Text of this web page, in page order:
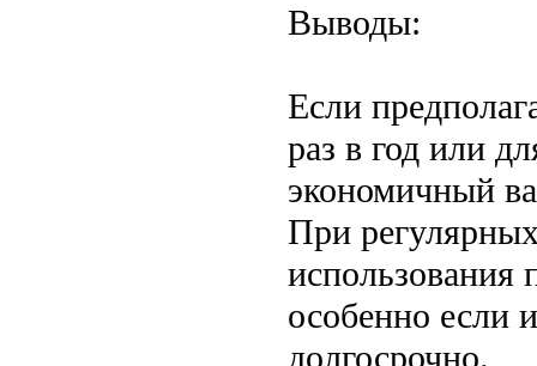
Выводы:
Если
раз в год или
экономичный
При
использования
особенно если
долгосрочно.